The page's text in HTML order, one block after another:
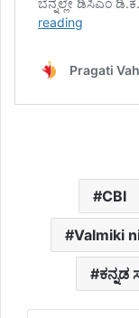
CBI
Valmiki
ಕನ್ನಡ